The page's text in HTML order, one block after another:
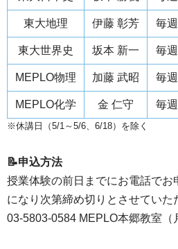
東大地理 伊藤 彰芳 毎
東大世界史 坂本 新一 毎
MEPLO物理 加藤 武昭 毎
MEPLO化学 金 仁守 毎
※休講日（5/1～5/6、6/18）を除く
📝申込方法
授業体験の前日までにお電話で
になり次第締め切りとさせていた
03-5803-0584 MEPLO本郷教室（